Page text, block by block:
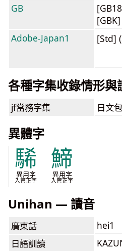
GB
[GBK]
Adobe-Japan1
[Std]
各種字集收錄情形與
jf當務字集 日文包
異體字
䮎
異用字
入管正字
䱱
異用字
入管正字
Unihan — 讀音
廣東話
hei1
日語訓讀